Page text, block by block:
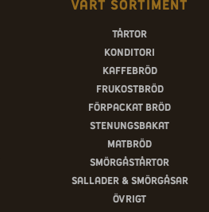
Vårt sortiment
Tårtor
Konditori
Kaffebröd
Frukostbröd
Förpackat bröd
Stenungsbakat
Matbröd
Smörgåstårtor
Sallader & smörgåsar
Övrigt